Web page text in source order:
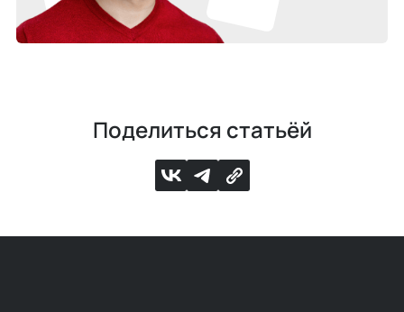
Поделиться статьёй